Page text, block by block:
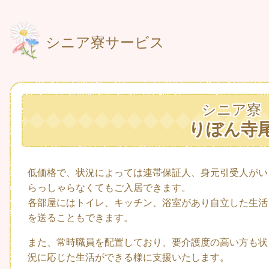
シニア寮サービス
シニア寮
りぼん寺
低価格で、状況によっては連帯保証人、身元引受人がい
らっしゃらなくてもご入居できます。
各部屋にはトイレ、キッチン、浴室があり自立した生活
を送ることもできます。
また、常時職員を配置しており、要介護度の高い方も状
況に応じた生活ができる様に支援いたします。